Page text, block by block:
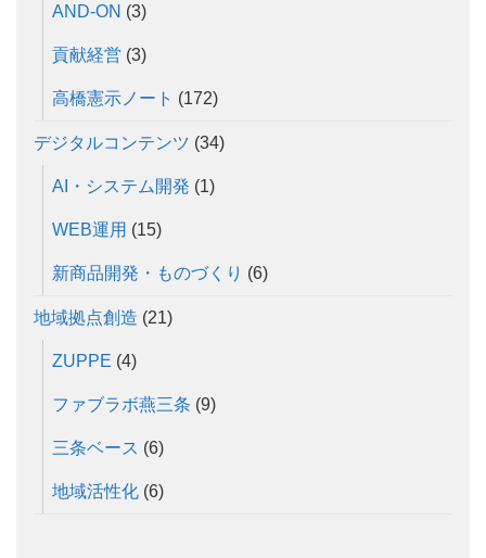
AND-ON (3)
貢献経営 (3)
高橋憲示ノート (172)
デジタルコンテンツ (34)
AI・システム開発 (1)
WEB運用 (15)
新商品開発・ものづくり (6)
地域拠点創造 (21)
ZUPPE (4)
ファブラボ燕三条 (9)
三条ベース (6)
地域活性化 (6)